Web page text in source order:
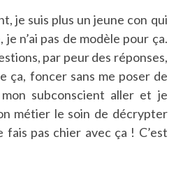
je suis plus un jeune con qui
n’ai pas de modèle pour ça.
par peur des réponses,
ça, foncer sans me poser de
subconscient aller et je
métier le soin de décrypter
pas chier avec ça ! C’est